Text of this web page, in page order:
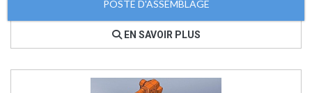
POSTE D'ASSEMBLAGE
EN SAVOIR PLUS